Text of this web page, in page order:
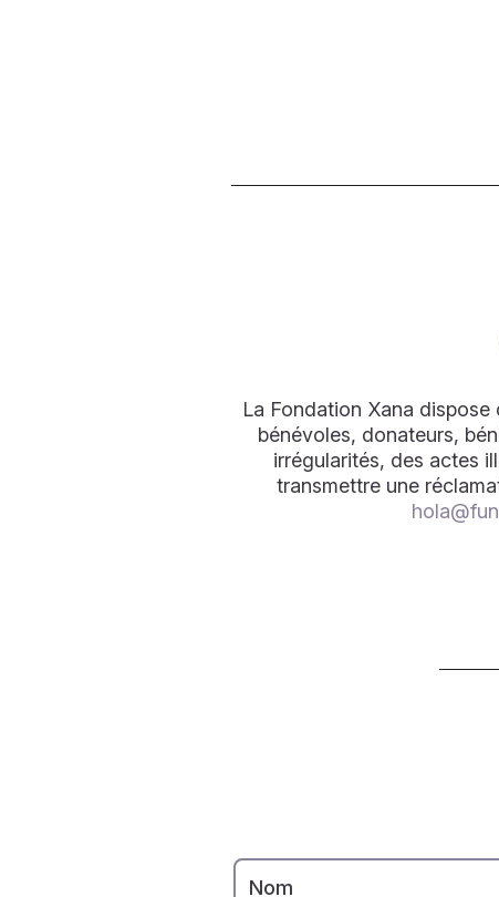
La Fondation Xana dispose
bénévoles, donateurs,
irrégularités, des actes
transmettre une
Nom